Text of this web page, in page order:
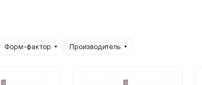
Форм-фактор Производитель